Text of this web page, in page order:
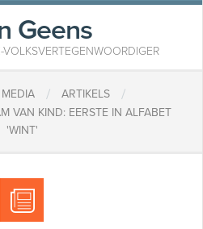
Geens
/ ARTIKELS /
VAN KIND: EERSTE IN ALFABET
'WINT'